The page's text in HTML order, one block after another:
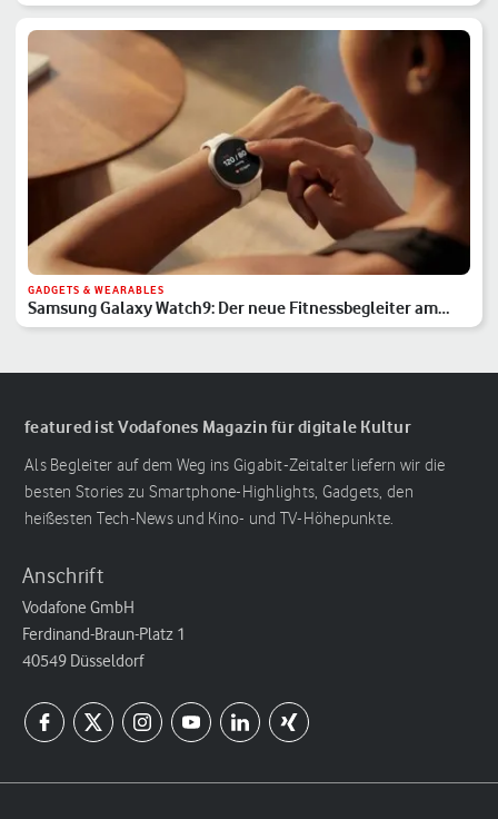
GADGETS & WEARABLES
Samsung Galaxy Watch9: Der neue Fitnessbegleiter am
Handgelenk
featured ist Vodafones Magazin für digitale Kultur
Als Begleiter auf dem Weg ins Gigabit-Zeitalter liefern wir die
besten Stories zu Smartphone-Highlights, Gadgets, den
heißesten Tech-News und Kino- und TV-Höhepunkte.
Anschrift
Vodafone GmbH
Ferdinand-Braun-Platz 1
40549 Düsseldorf